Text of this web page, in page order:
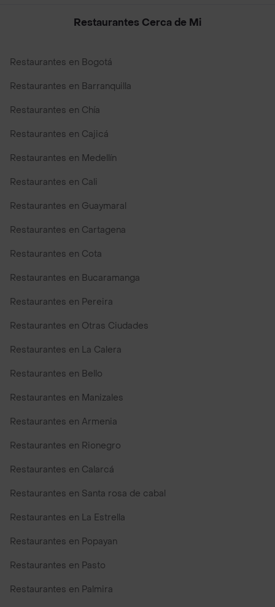
Restaurantes Cerca de Mi
Restaurantes en Bogotá
Restaurantes en Barranquilla
Restaurantes en Chía
Restaurantes en Cajicá
Restaurantes en Medellín
Restaurantes en Cali
Restaurantes en Guaymaral
Restaurantes en Cartagena
Restaurantes en Cota
Restaurantes en Bucaramanga
Restaurantes en Pereira
Restaurantes en Otras Ciudades
Restaurantes en La Calera
Restaurantes en Bello
Restaurantes en Manizales
Restaurantes en Armenia
Restaurantes en Rionegro
Restaurantes en Calarcá
Restaurantes en Santa rosa de cabal
Restaurantes en La Estrella
Restaurantes en Popayan
Restaurantes en Pasto
Restaurantes en Palmira